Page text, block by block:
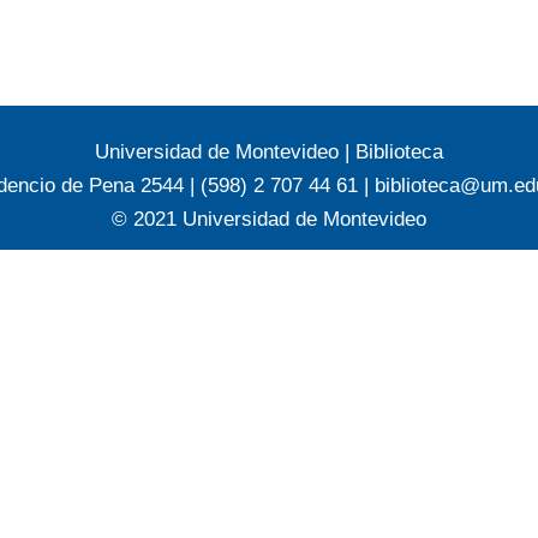
Universidad de Montevideo | Biblioteca
de Pena 2544 | (598) 2 707 44 61 |
© 2021 Universidad de Montevideo